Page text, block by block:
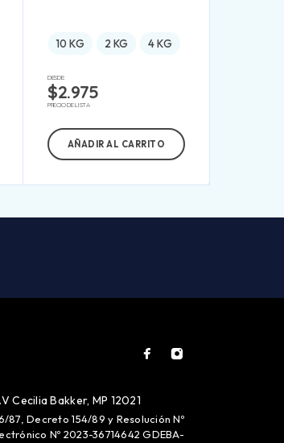
10 KG 2 KG 4 KG
DESDE:
$2.975
PRECIO DE LISTA
AÑADIR AL CARRITO
Cecilia Bakker, MP 12021
87, Decreto 154/89 y Resolución Nº
Nº 2023-36714642 GDEBA-